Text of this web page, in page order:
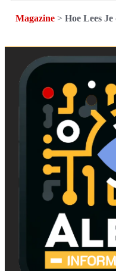
Magazine> Hoe Lees